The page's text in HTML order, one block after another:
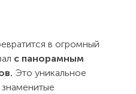
в огромный
с панорамным
Это уникальное